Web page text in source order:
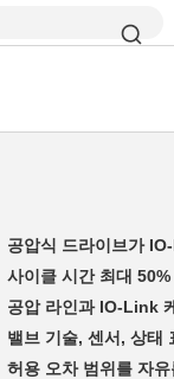
LWR - GPP5000IL
공압식 드라이브가
사이클 시간 최대
공압 라인과 IO-Link
밸브 기술, 센서, 상태
허용 오차 범위를 자